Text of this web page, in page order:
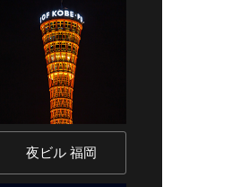
夜ビル 福岡